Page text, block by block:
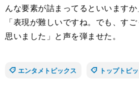
んな要素が詰まってるといいますか
「表現が難しいですね。でも、す
思いました」と声を弾ませた。
エンタメトピックス
トップトピ